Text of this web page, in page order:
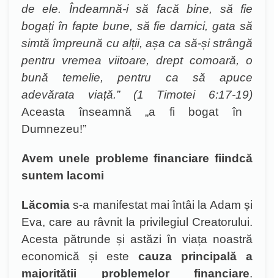
de ele. Îndeamnă-i să facă bine, să fie
bogați în fapte bune, să fie darnici, gata să
simtă împreună cu alții, așa ca să-și strângă
pentru vremea viitoare, drept comoară, o
bună temelie, pentru ca să apuce
adevărata viață.” (1 Timotei 6:17-19)
Aceasta înseamnă „a fi bogat în
Dumnezeu!”
Avem unele probleme financiare fiindcă
suntem lacomi
Lăcomia s-a manifestat mai întâi la Adam și
Eva, care au râvnit la privilegiul Creatorului.
Acesta pătrunde și astăzi în viața noastră
economică și este cauza principală a
majorității problemelor financiare.